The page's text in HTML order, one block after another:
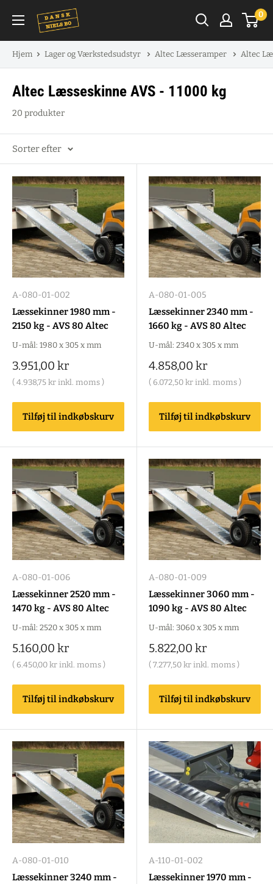
indhold
0
Hjem Lager og Værkstedsudstyr Altec Læsseramper Altec
Altec Læsseskinne AVS - 11000 kg
20 produkter
Sorter efter
A-080-01-002
Læssekinner 1980 mm -
2150 kg - AVS 80 Altec
U-mål: 1980 x 305 x mm
Salgspris
3.951,00 kr
( 4.938,75 kr inkl. moms )
Tilføj til indkøbskurv
A-080-01-005
Læssekinner 2340 mm -
1660 kg - AVS 80 Altec
U-mål: 2340 x 305 x mm
Salgspris
4.858,00 kr
( 6.072,50 kr inkl. moms )
Tilføj til indkøbskurv
A-080-01-006
Læssekinner 2520 mm -
1470 kg - AVS 80 Altec
U-mål: 2520 x 305 x mm
Salgspris
5.160,00 kr
( 6.450,00 kr inkl. moms )
Tilføj til indkøbskurv
A-080-01-009
Læssekinner 3060 mm -
1090 kg - AVS 80 Altec
U-mål: 3060 x 305 x mm
Salgspris
5.822,00 kr
( 7.277,50 kr inkl. moms )
Tilføj til indkøbskurv
A-080-01-010
Læssekinner 3240 mm -
A-110-01-002
Læssekinner 1970 mm -